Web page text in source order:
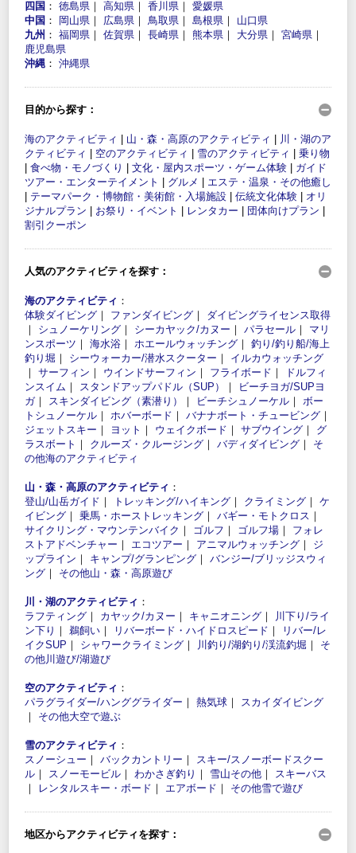
四国 ： 徳島県 ｜ 高知県 ｜ 香川県 ｜ 愛媛県
中国 ： 岡山県 ｜ 広島県 ｜ 鳥取県 ｜ 島根県 ｜ 山口県
九州 ： 福岡県 ｜ 佐賀県 ｜ 長崎県 ｜ 熊本県 ｜ 大分県 ｜ 宮崎県 ｜
鹿児島県
沖縄 ： 沖縄県
目的から探す：
海のアクティビティ 山・森・高原のアクティビティ
川・湖のア
クティビティ
空のアクティビティ 雪のアクティビティ
乗り物
食べ物・モノづくり 文化・屋内スポーツ・ゲーム体験
ガイド
ツアー・エンターテイメント
グルメ
エステ・温泉・その他癒し
テーマパーク・博物館・美術館・入場施設 伝統文化体験
オリ
ジナルプラン
お祭り・イベント レンタカー 団体向けプラン
割引クーポン
人気のアクティビティを探す：
海のアクティビティ ：
体験ダイビング ｜ ファンダイビング ｜ ダイビングライセンス取得
｜ シュノーケリング ｜ シーカヤック/カヌー ｜ パラセール ｜ マリ
ンスポーツ ｜ 海水浴 ｜ ホエールウォッチング ｜ 釣り/釣り船/海上
釣り堀 ｜ シーウォーカー/潜水スクーター ｜ イルカウォッチング
｜ サーフィン ｜ ウインドサーフィン ｜ フライボード ｜
ドルフィ
ンスイム ｜ スタンドアップパドル（SUP） ｜
ビーチヨガ/SUPヨ
ガ｜ スキンダイビング（素潜り） ｜ ビーチシュノーケル ｜ ボー
トシュノーケル ｜ ホバーボード ｜ バナナボート・チュービング ｜
ジェットスキー ｜ ヨット ｜ ウェイクボード ｜ サブウイング ｜ グ
ラスボート ｜ クルーズ・クルージング ｜ バディダイビング ｜ そ
の他海のアクティビティ
山・森・高原のアクティビティ ：
登山/山岳ガイド ｜ トレッキング/ハイキング ｜ クライミング ｜ ケ
イビング ｜ 乗馬・ホーストレッキング ｜ バギー・モトクロス ｜
サイクリング・マウンテンバイク ｜ ゴルフ ｜ ゴルフ場 ｜ フォレ
ストアドベンチャー ｜ エコツアー ｜ アニマルウォッチング ｜ ジ
ップライン ｜ キャンプ/グランピング ｜ バンジー/ブリッジスウィ
ング ｜ その他山・森・高原遊び
川・湖のアクティビティ ：
ラフティング ｜ カヤック/カヌー ｜ キャニオニング ｜
川下り/ライ
ン下り ｜ 鵜飼い ｜ リバーボード・ハイドロスピード ｜
リバー/レ
イクSUP ｜ シャワークライミング ｜ 川釣り/湖釣り/渓流釣堀 ｜ そ
の他川遊び/湖遊び
空のアクティビティ ：
パラグライダー/ハンググライダー ｜ 熱気球 ｜ スカイダイビング
｜ その他大空で遊ぶ
雪のアクティビティ ：
スノーシュー ｜ バックカントリー ｜ スキー/スノーボードスクー
ル ｜ スノーモービル ｜ わかさぎ釣り ｜ 雪山その他 ｜ スキーバス
｜
レンタルスキー・ボード ｜ エアボード ｜ その他雪で遊び
地区からアクティビティを探す：